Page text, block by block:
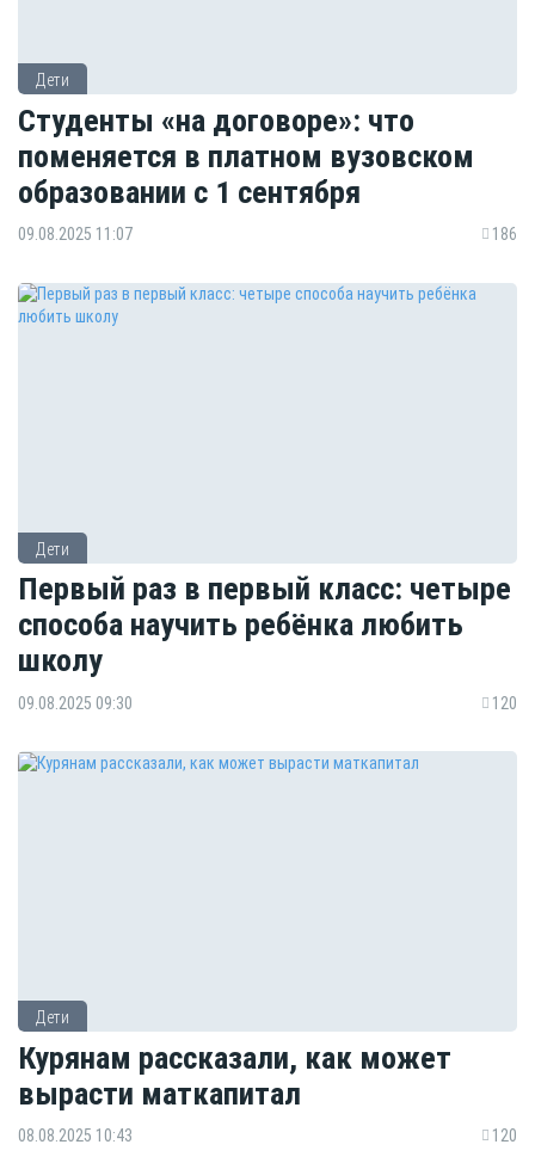
Дети
Студенты «на договоре»: что
поменяется в платном вузовском
образовании с 1 сентября
09.08.2025 11:07 186
Дети
Первый раз в первый класс: четыре
способа научить ребёнка любить
школу
09.08.2025 09:30 120
Дети
Курянам рассказали, как может
вырасти маткапитал
08.08.2025 10:43 120